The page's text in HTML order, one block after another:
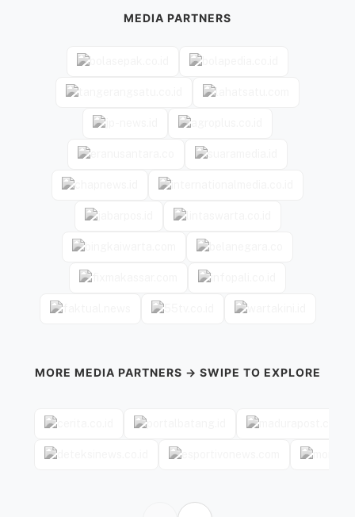
MEDIA PARTNERS
MORE MEDIA PARTNERS → SWIPE TO EXPLORE